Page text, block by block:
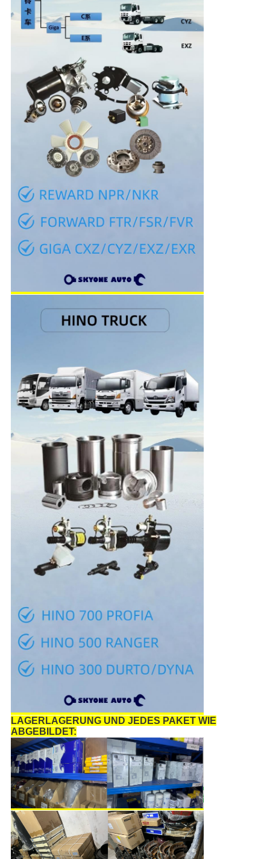
LAGERLAGERUNG UND JEDES PAKET WIE
ABGEBILDET: